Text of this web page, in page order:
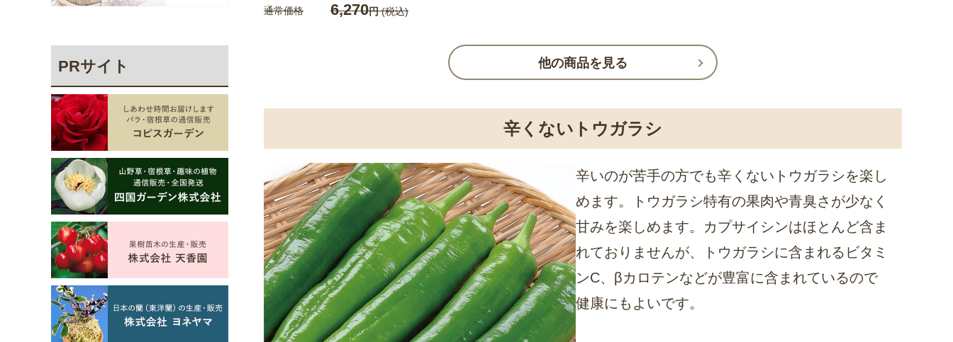
PRサイト
通常価格 6,270円(税込)
他の商品を見る
辛くないトウガラシ
辛いのが苦手の方でも辛くないトウガラシを楽し
めます。トウガラシ特有の果肉や青臭さが少なく
甘みを楽しめます。カプサイシンはほとんど含ま
れておりませんが、トウガラシに含まれるビタミ
ンC、βカロテンなどが豊富に含まれているので
健康にもよいです。